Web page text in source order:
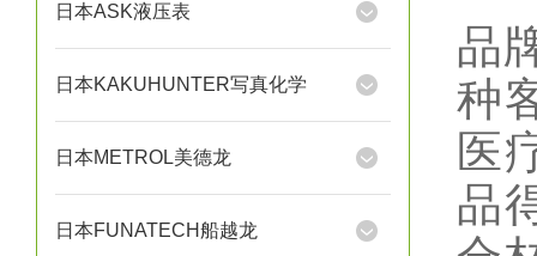
日本ASK液压表
日本KAKUHUNTER写真化学
日本METROL美德龙
日本FUNATECH船越龙
品
种
医
品